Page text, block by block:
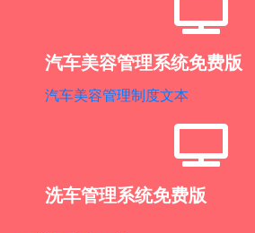
汽车美容管理系统免费版
汽车美容管理制度文本
洗车管理系统免费版